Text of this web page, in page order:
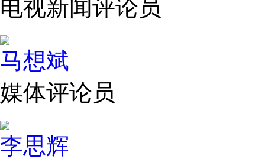
电视新闻评论员
马想斌
媒体评论员
李思辉